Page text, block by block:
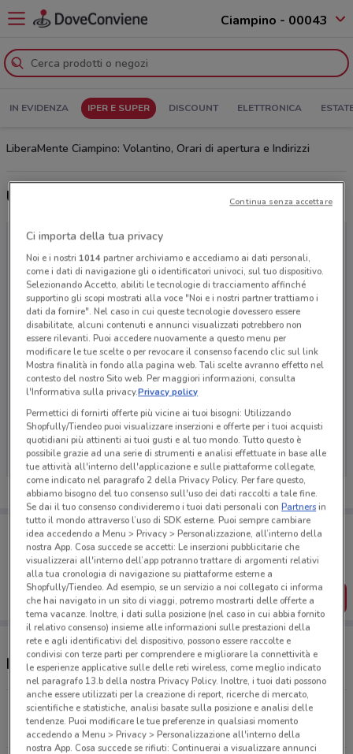
Ciampino - 00043
IN EVIDENZA IPER E SUPER DISCOUNT ELETTRONICA
LiberaMente Ciampino: Volantino, Orari di apertura e Indirizzi
Ultime offerte del volantino LiberaMente
Ci dispiace, al momento non abbiamo pubblicato
volantini nella tua zona. Riprova più tardi.
Porta DoveConviene sempre con te!
Puoi trovare le migliori offerte dei negozi vicino a te,
salvarle e creare la tua lista del risparmio, comodamente
dal tuo cellulare.
SCARICA L’APP
Negozi LiberaMente a Ciampino
Via Carlo Pirzio Biroli, 37 Ciampino
411 m
Ci importa della tua privacy
Noi e i nostri 1014partner archiviamo e accediamo ai dati personali,
come i dati di navigazione gli o identificatori univoci, sul tuo dispositivo.
Selezionando Accetto, abiliti le tecnologie di tracciamento affinché
supportino gli scopi mostrati alla voce "Noi e i nostri partner trattiamo i
dati da fornire". Nel caso in cui queste tecnologie dovessero essere
disabilitate, alcuni contenuti e annunci visualizzati potrebbero non
essere rilevanti. Puoi accedere nuovamente a questo menu per
modificare le tue scelte o per revocare il consenso facendo clic sul link
Mostra finalità in fondo alla pagina web. Tali scelte avranno effetto nel
contesto del nostro Sito web. Per maggiori informazioni, consulta
l'Informativa sulla privacy.Privacy policy
Permettici di fornirti offerte più vicine ai tuoi bisogni: Utilizzando
Shopfully/Tiendeo puoi visualizzare inserzioni e offerte per i tuoi acquisti
quotidiani più attinenti ai tuoi gusti e al tuo mondo. Tutto questo è
possibile grazie ad una serie di strumenti e analisi effettuate in base alle
tue attività all'interno dell'applicazione e sulle piattaforme collegate,
come indicato nel paragrafo 2 della Privacy Policy. Per fare questo,
abbiamo bisogno del tuo consenso sull'uso dei dati raccolti a tale fine.
Se dai il tuo consenso condivideremo i tuoi dati personali conPartnersin
tutto il mondo attraverso l’uso di SDK esterne. Puoi sempre cambiare
idea accedendo a Menu > Privacy > Personalizzazione, all’interno della
nostra App. Cosa succede se accetti: Le inserzioni pubblicitarie che
visualizzerai all'interno dell’app potranno trattare di argomenti relativi
alla tua cronologia di navigazione su piattaforme esterne a
Shopfully/Tiendeo. Ad esempio, se un servizio a noi collegato ci informa
che hai navigato in un sito di viaggi, potremo mostrarti delle offerte a
tema vacanze. Inoltre, i dati sulla posizione (nel caso in cui abbia fornito
il relativo consenso) insieme alle informazioni sulle prestazioni della
rete e agli identificativi del dispositivo, possono essere raccolte e
condivisi con terze parti per comprendere e migliorare la connettività e
le esperienze applicative sulle delle reti wireless, come meglio indicato
nel paragrafo 13.b della nostra Privacy Policy. Inoltre, i tuoi dati possono
anche essere utilizzati per la creazione di report, ricerche di mercato,
scientifiche e statistiche, analisi basate sulla posizione e analisi delle
tendenze. Puoi modificare le tue preferenze in qualsiasi momento
accedendo a Menu > Privacy > Personalizzazione all'interno della
nostra App. Cosa succede se rifiuti: Continuerai a visualizzare annunci
Continua senza accettare